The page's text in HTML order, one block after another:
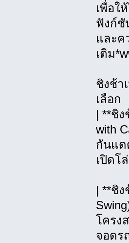
เพื่อใ
ฟังก์ชั
และค
เติม
ชิงช้า
เลือก
| **ชิง
with
กันแด
เปิดโ
| **ชิ
โครง
จอดร